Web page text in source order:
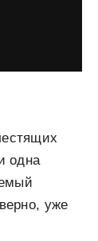
одна
уже